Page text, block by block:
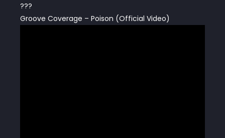
???
Groove Coverage – Poison (Official Video)